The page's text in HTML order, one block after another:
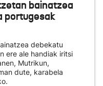
bainatzea
portugesak
debekatu
ere ale handiak iritsi
Mutrikun,
dute, karabela